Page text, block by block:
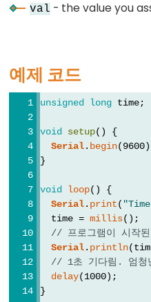
#include
(세
미
Data
val - the value you
예제 코드
unsigned long time;
void setup() {
Serial. begin
}
void loop() {
Serial. print(
  time =
millis();
// 프로그램이 시작
Serial. println
// 1초 기다림. 엄청
delay(1000);
}